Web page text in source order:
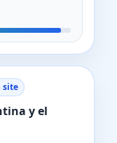
site
y el